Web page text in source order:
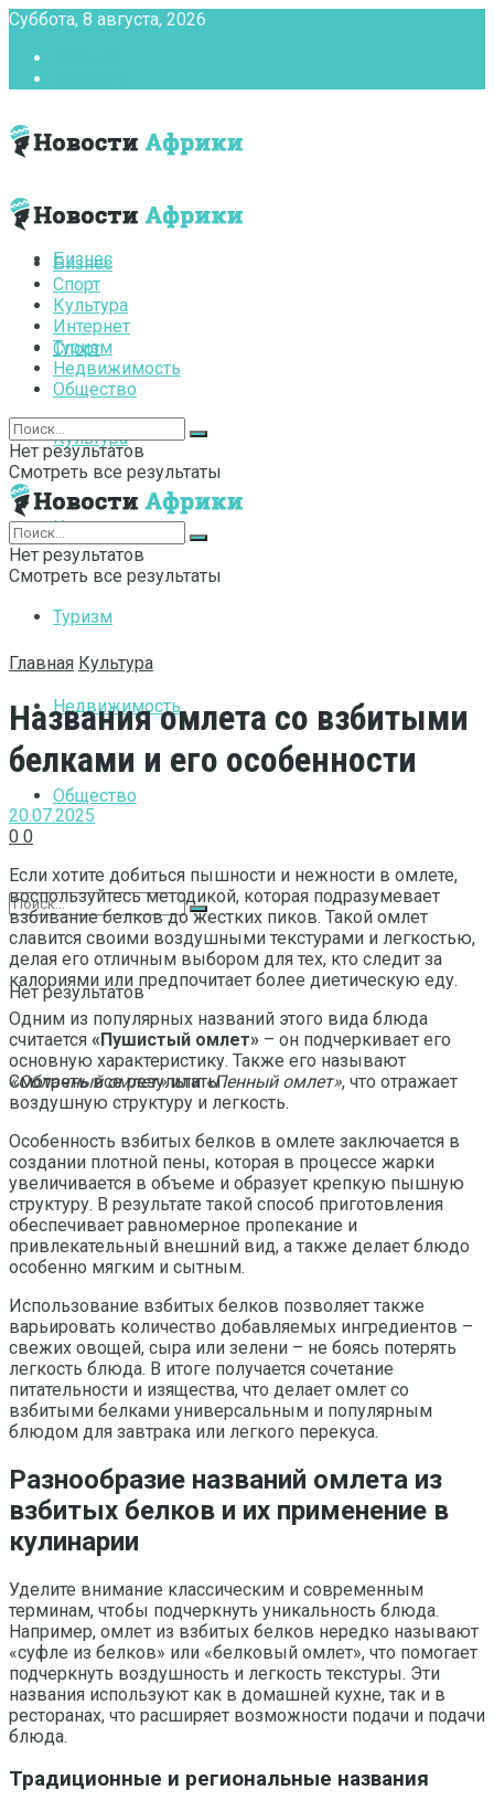
Суббота, 8 августа, 2026
Бизнес
Спорт
Культура
Интернет
Туризм
Недвижимость
Общество
Нет результатов
Смотреть все результаты
Бизнес
Спорт
Культура
Интернет
Туризм
Недвижимость
Общество
Нет результатов
Смотреть все результаты
Нет результатов
Смотреть все результаты
Главная Культура
Названия омлета со взбитыми
белками и его особенности
20.07.2025
0 0
Если хотите добиться пышности и нежности в омлете,
воспользуйтесь методикой, которая подразумевает
взбивание белков до жестких пиков. Такой омлет
славится своими воздушными текстурами и легкостью,
делая его отличным выбором для тех, кто следит за
калориями или предпочитает более диетическую еду.
Одним из популярных названий этого вида блюда
считается «Пушистый омлет» – он подчеркивает его
основную характеристику. Также его называют
«Облачный омлет»или«Пенный омлет», что отражает
воздушную структуру и легкость.
Особенность взбитых белков в омлете заключается в
создании плотной пены, которая в процессе жарки
увеличивается в объеме и образует крепкую пышную
структуру. В результате такой способ приготовления
обеспечивает равномерное пропекание и
привлекательный внешний вид, а также делает блюдо
особенно мягким и сытным.
Использование взбитых белков позволяет также
варьировать количество добавляемых ингредиентов –
свежих овощей, сыра или зелени – не боясь потерять
легкость блюда. В итоге получается сочетание
питательности и изящества, что делает омлет со
взбитыми белками универсальным и популярным
блюдом для завтрака или легкого перекуса.
Разнообразие названий омлета из
взбитых белков и их применение в
кулинарии
Уделите внимание классическим и современным
терминам, чтобы подчеркнуть уникальность блюда.
Например, омлет из взбитых белков нередко называют
«суфле из белков» или «белковый омлет», что помогает
подчеркнуть воздушность и легкость текстуры. Эти
названия используют как в домашней кухне, так и в
ресторанах, что расширяет возможности подачи и подачи
блюда.
Традиционные и региональные названия